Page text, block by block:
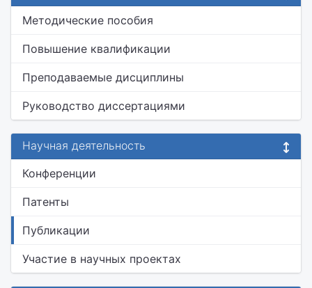
Методические пособия
Повышение квалификации
Преподаваемые дисциплины
Руководство диссертациями
Научная деятельность
Конференции
Патенты
Публикации
Участие в научных проектах